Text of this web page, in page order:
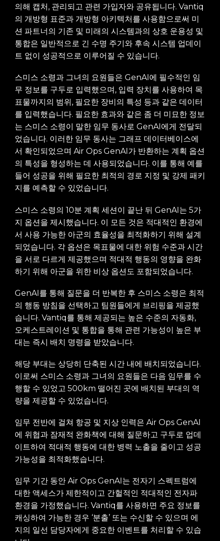
의해 캡처, 관리되고 관련 가입자와 공유됩니다. Vantiq
의 개방형 표준과 개방형 아키텍처 를 사용함으로써 미
션 파트너의 기존 및 미래의 시스템과의 상호 운용성 및
통합은 일반적으로 긴 수명 주기와 후속 시스템 업데이
트 없이 성공적으로 이루어질 수 있습니다.
스미스 소령과 그녀의 요원들은 GenAI에 필수적인 임
무 정보를 구두로 입력했으며, 입력 장치를 사용하여 목
표물까지의 범위, 필요한 장비의 특성 등과 같은 데이터
를 입력했습니다. 필요한 효과와 같은 좀 더 미묘한 정보
는 스미스 소령이 말한 임무 동사로 GenAI에게 전달되
었습니다. 이러한 임무 동사는 그래프 데이터베이스에
서 확인되었으며 Air Ops GenAI가 반환하는 계획 옵션
의 특성을 형성하는 데 사용되었습니다. 이를 통해 예를
들어 성공을 위해 필요한 최적의 경로 지정 및 강제 패키
지를 예측할 수 있었습니다.
스미스 소령의 10분 계획 세션이 끝난 뒤 GenAI는 5가
지 옵션을 제시했습니다. 이 모든 것은 적대적인 환경에
서 사용 가능한 아군의 효율성을 최적화하기 위해 설계
되었습니다. 각 옵션은 목표물에 대한 위험 수준과 시간
을 서로 다르게 제공했으며 적대적 행동의 영향을 완화
하기 위해 아군을 위한 비상 옵션도 포함되었습니다.
GenAI를 통해 질문을 더 반복한 후 스미스 소령은 최적
의 행동 방침을 선택하고 팀원들에게 브리핑을 제공했
습니다. Vantiq를 통해 제공되는 높은 수준의 자동화,
오케스트레이션 및 통합을 통해 관련 가능성이 높은 부
대는 즉시 배치 명령을 받았습니다.
해당 부대는 상당히 단축된 시간 내에 배치되었습니다.
이로써 스미스 소령과 그녀의 요원들은 다음 임무를 수
행할 수 있었고 500km 떨어진 곳에 배치된 부대의 역
량을 제공할 수 있었습니다.
임무 전반에 걸쳐 항공 및 지상 인력은 Air Ops GenAI
에 위협과 잠재적 완화책에 대해 질문하고 구두로 업데
이트하여 적대적 행동에 대한 병력 노출을 줄이고 성공
가능성을 최적화했습니다.
임무 기간 동안 Air Ops GenAI는 전자기 스펙트럼에
대한 액세스가 제한적이고 간헐적인 적대적인 전자파
환경을 가정했습니다. Vantiq를 사용하면 주요 정보를
캐싱하여 가능한 경우 ‘분출’ 또는 수신할 수 있으며 에
지의 일선 담당자에게 중요한 이벤트를 처리할 수 있습